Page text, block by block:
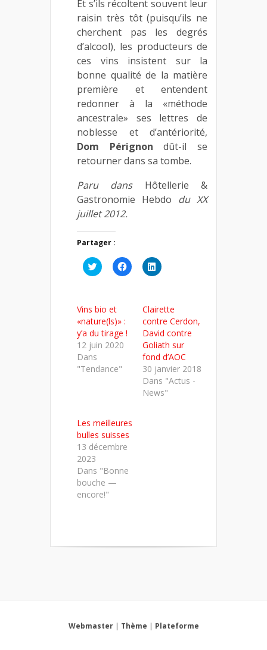
Et s’ils récoltent souvent leur
raisin très tôt (puisqu’ils ne
cherchent pas les degrés
d’alcool), les producteurs de
ces vins insistent sur la
bonne qualité de la matière
première et entendent
redonner à la «méthode
ancestrale» ses lettres de
noblesse et d’antériorité,
Dom Pérignon dût-il se
retourner dans sa tombe.
Paru dans Hôtellerie &
Gastronomie Hebdo du XX
juillet 2012.
Partager :
Cliquez
pour
une
nouvelle
fenêtre)
Cliquez
pour
nouvelle
fenêtre)
Cliquez
pour
une
nouvelle
fenêtre)
Vins bio et
«nature(ls)» :
y’a du tirage !
12 juin 2020
Dans
"Tendance"
Clairette
contre Cerdon,
David contre
Goliath sur
fond d’AOC
30 janvier 2018
Dans "Actus -
News"
Les meilleures
bulles suisses
13 décembre
2023
Dans "Bonne
bouche —
encore!"
Webmaster| Thème | Plateforme